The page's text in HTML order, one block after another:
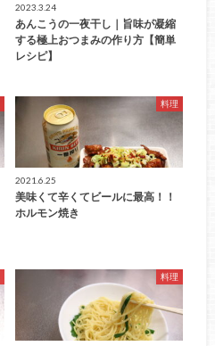
2023.3.24
あんこうの一夜干し｜旨味が凝縮
する極上おつまみの作り方【簡単
レシピ】
料理
2021.6.25
美味くて辛くてビールに最高！！
ホルモン焼き
料理